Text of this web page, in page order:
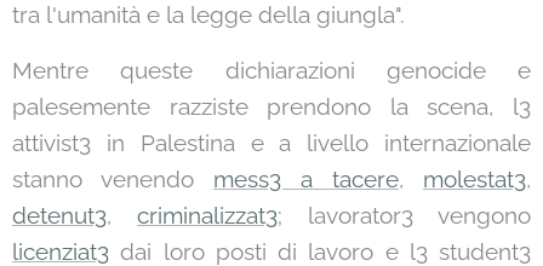
tra l'umanità e la legge della giungla".
Mentre queste dichiarazioni genocide e
palesemente razziste prendono la scena, l3
attivist3 in Palestina e a livello internazionale
stanno venendo mess3 a tacere, molestat3,
detenut3, criminalizzat3; lavorator3 vengono
licenziat3 dai loro posti di lavoro e l3 student3